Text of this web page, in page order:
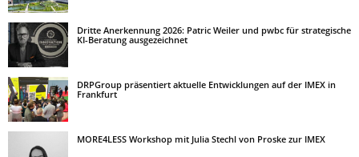
Dritte Anerkennung 2026: Patric Weiler und pwbc für strategische
KI-Beratung ausgezeichnet
DRPGroup präsentiert aktuelle Entwicklungen auf der IMEX in
Frankfurt
MORE4LESS Workshop mit Julia Stechl von Proske zur IMEX